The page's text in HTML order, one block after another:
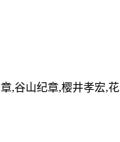
,谷山纪章,樱井孝宏